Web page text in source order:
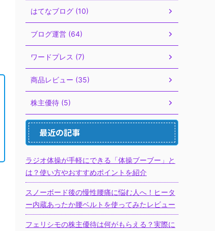
はてなブログ (10)
ブログ運営 (64)
ワードプレス (7)
商品レビュー (35)
株主優待 (5)
最近の記事
ラジオ体操が手軽にできる「体操ブーブー」と
は？使い方やおすすめポイントを紹介
スノーボード後の慢性腰痛に悩む人へ！ヒータ
ー内蔵あったか腰ベルトを使ってみたレビュー
フェリシモの株主優待は何がもらえる？実際に